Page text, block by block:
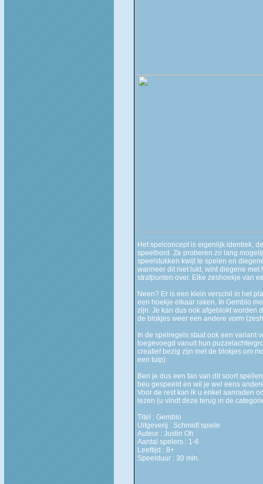
Het spelconcept is eigenlijk identiek,
speelbord. Ze proberen zo lang
speelstukken kwijt te spelen en
wanneer dit niet lukt, wint diegene met
strafpunten over. Elke zeshoekje van
Neen? Er is een klein verschil in het
een hoekje elkaar raken. In Gemblo
zijn. Je kan dus ook afgeblokt worden
de blokjes weer een andere vorm
In de spelregels staat ook een variant
toegevoegd vanuit hun
creatief bezig zijn met de blokjes om
een tulp)
Ben je dus een fan van dit soort
beu gespeeld en wil je wel eens
Voor de rest kan ik u enkel aanraden
lezen (u vindt deze terug in de
Titel : Gemblo
Uitgeverij : Schmidt spiele
Auteur : Justin Oh
Aantal spelers : 1-6
Leeftijd : 8+
Speelduur : 30 min.